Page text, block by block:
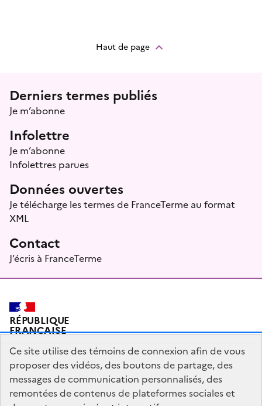
Haut de page
Menu prefooter
Derniers termes publiés
Je m’abonne
Infolettre
Je m’abonne
Infolettres parues
Données ouvertes
Je télécharge les termes de FranceTerme au format
XML
Contact
J’écris à FranceTerme
RÉPUBLIQUE
FRANÇAISE
Plan du site Mentions légales Qui sommes-nous ?
Ce site utilise des témoins de connexion afin de vous
proposer des vidéos, des boutons de partage, des
messages de communication personnalisés, des
remontées de contenus de plateformes sociales et